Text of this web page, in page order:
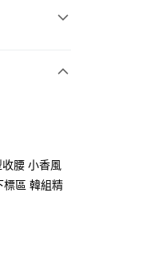
腰 小香風
標區 韓組精